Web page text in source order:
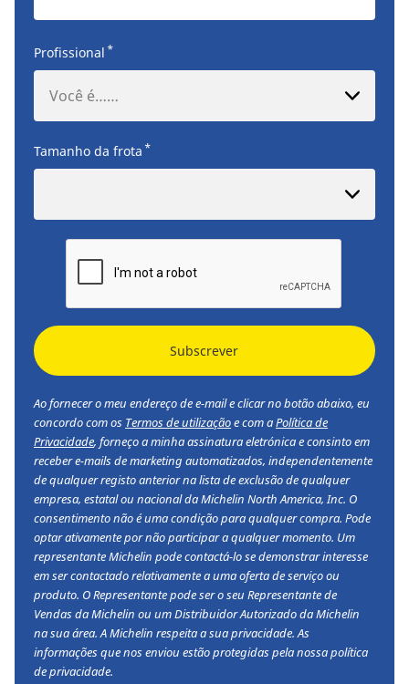
Profissional *
Você é……
Tamanho da frota *
Subscrever
Ao fornecer o meu endereço de e-mail e clicar no botão abaixo, eu
concordo com os Termos de utilizaçãoe com aPolítica de
Privacidade, forneço a minha assinatura eletrónica e consinto em
receber e-mails de marketing automatizados, independentemente
de qualquer registo anterior na lista de exclusão de qualquer
empresa, estatal ou nacional da Michelin North America, Inc. O
consentimento não é uma condição para qualquer compra. Pode
optar ativamente por não participar a qualquer momento. Um
representante Michelin pode contactá-lo se demonstrar interesse
em ser contactado relativamente a uma oferta de serviço ou
produto. O Representante pode ser o seu Representante de
Vendas da Michelin ou um Distribuidor Autorizado da Michelin
na sua área. A Michelin respeita a sua privacidade. As
informações que nos enviou estão protegidas pela nossa política
de privacidade.